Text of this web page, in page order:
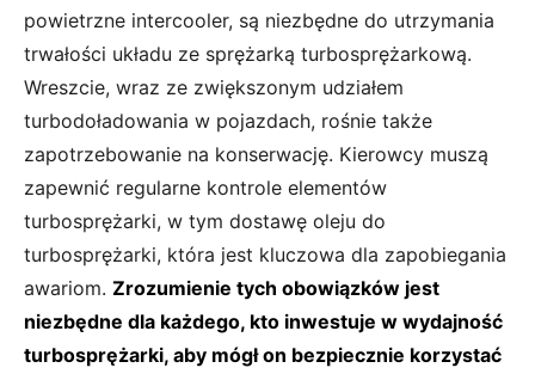
powietrzne intercooler, są niezbędne do utrzymania
trwałości układu ze sprężarką turbosprężarkową.
Wreszcie, wraz ze zwiększonym udziałem
turbodoładowania w pojazdach, rośnie także
zapotrzebowanie na konserwację. Kierowcy muszą
zapewnić regularne kontrole elementów
turbosprężarki, w tym dostawę oleju do
turbosprężarki, która jest kluczowa dla zapobiegania
awariom. Zrozumienie tych obowiązków jest
niezbędne dla każdego, kto inwestuje w wydajność
turbosprężarki, aby mógł on bezpiecznie korzystać